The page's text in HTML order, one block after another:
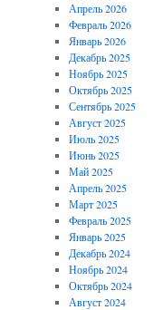
Апрель 2026
Февраль 2026
Январь 2026
Декабрь 2025
Ноябрь 2025
Октябрь 2025
Сентябрь 2025
Август 2025
Июль 2025
Июнь 2025
Май 2025
Апрель 2025
Март 2025
Февраль 2025
Январь 2025
Декабрь 2024
Ноябрь 2024
Октябрь 2024
Август 2024